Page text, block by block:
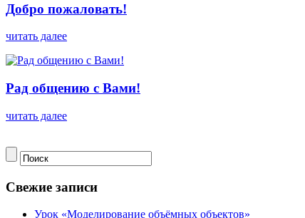
Добро пожаловать!
читать далее
Рад общению с Вами!
читать далее
Свежие записи
Урок «Моделирование объёмных объектов»